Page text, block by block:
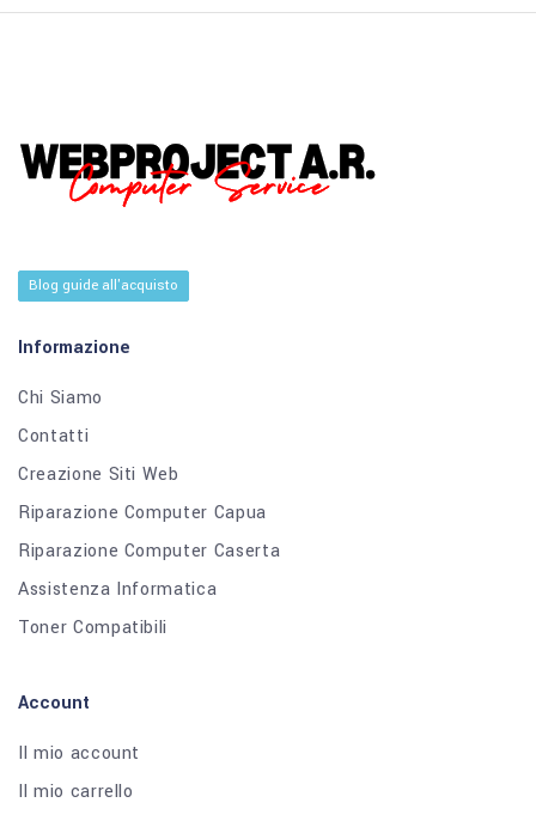
Blog guide all'acquisto
Informazione
Chi Siamo
Contatti
Creazione Siti Web
Riparazione Computer Capua
Riparazione Computer Caserta
Assistenza Informatica
Toner Compatibili
Account
Il mio account
Il mio carrello